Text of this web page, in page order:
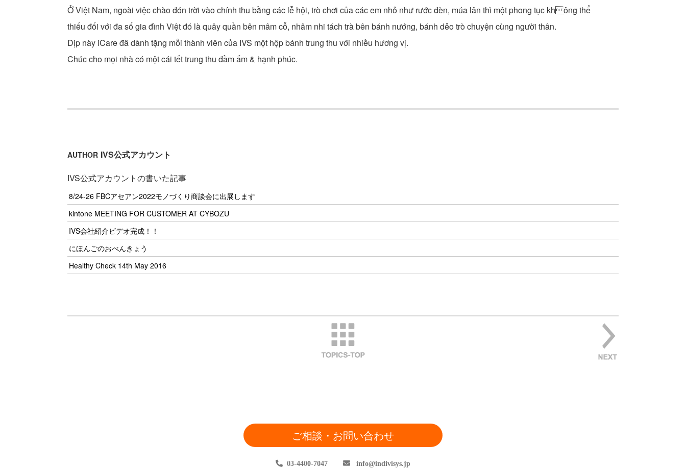
Ở Việt Nam, ngoài việc chào đón trời vào chính thu bằng các lễ hội, trò chơi của các em nhỏ như rước đèn, múa lân thì một phong tục không thể
thiếu đối với đa số gia đình Việt đó là quây quần bên mâm cỗ, nhâm nhi tách trà bên bánh nướng, bánh dẻo trò chuyện cùng người thân.
Dịp này iCare đã dành tặng mỗi thành viên của IVS một hộp bánh trung thu với nhiều hương vị.
Chúc cho mọi nhà có một cái tết trung thu đầm ấm & hạnh phúc.
AUTHOR IVS公式アカウント
IVS公式アカウントの書いた記事
8/24-26 FBCアセアン2022モノづくり商談会に出展します
kintone MEETING FOR CUSTOMER AT CYBOZU
IVS会社紹介ビデオ完成！！
にほんごのおべんきょう
Healthy Check 14th May 2016
ご相談・お問い合わせ
03-4400-7047 info indivisys.jp